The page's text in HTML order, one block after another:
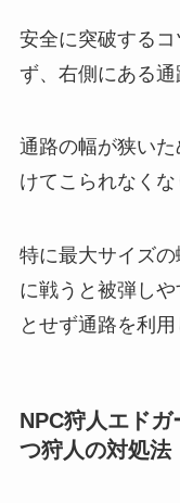
安全に突破する
ず、右側にある通
通路の幅が狭い
けてこられなくな
特に最大サイズ
に戦うと被弾し
とせず通路を利
NPC狩人エド
つ狩人の対処法